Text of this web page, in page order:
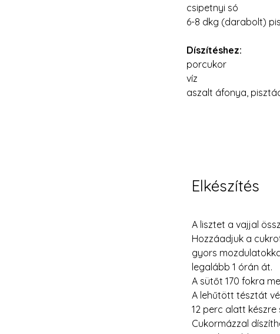
csipetnyi só
6-8 dkg (darabolt)
Díszítéshez:
porcukor
víz
aszalt áfonya,
Elkészítés
A lisztet a vajjal
Hozzáadjuk a
gyors
legalább 1 órán át.
A sütőt 170 fokra
A lehűtött tésztát
12 perc alatt
Cukormázzal